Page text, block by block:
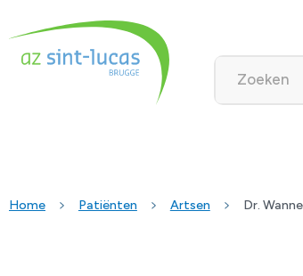
Home Patiënten Artsen Dr.